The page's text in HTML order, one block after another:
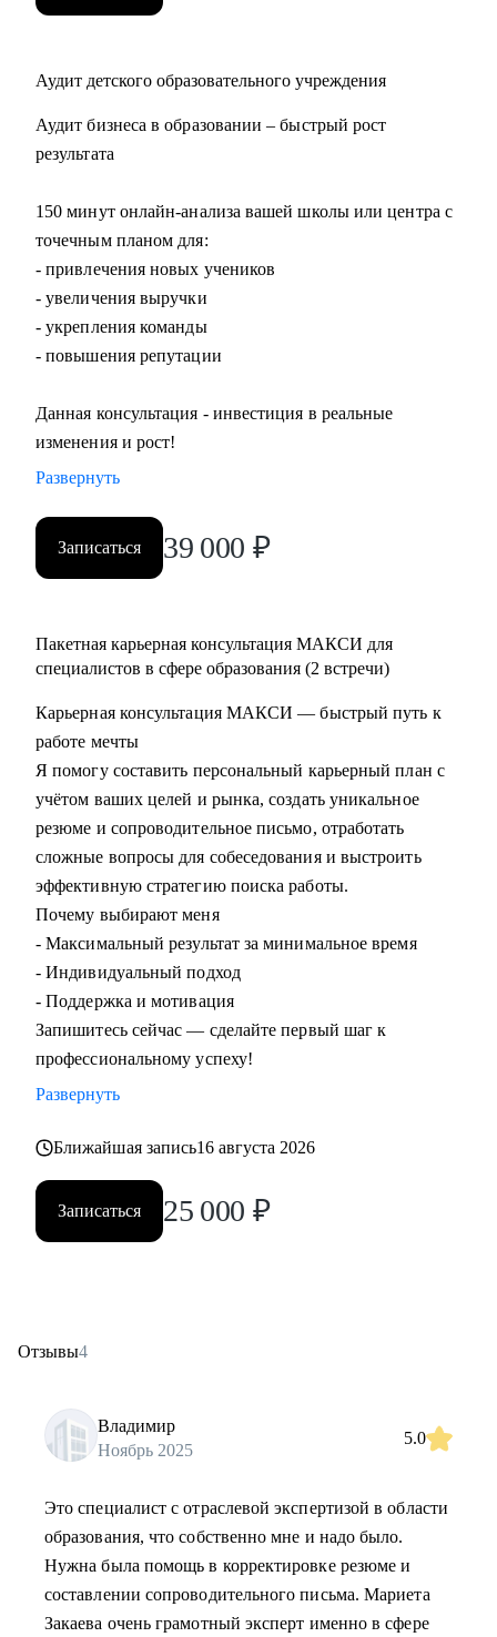
Аудит детского образовательного учреждения
Аудит бизнеса в образовании – быстрый рост
результата
150 минут онлайн-анализа вашей школы или центра с
точечным планом для:
- привлечения новых учеников
- увеличения выручки
- укрепления команды
- повышения репутации
Данная консультация - инвестиция в реальные
изменения и рост!
Развернуть
Записаться 39 000 ₽
Пакетная карьерная консультация МАКСИ для
специалистов в сфере образования (2 встречи)
Карьерная консультация МАКСИ — быстрый путь к
работе мечты
Я помогу составить персональный карьерный план с
учётом ваших целей и рынка, создать уникальное
резюме и сопроводительное письмо, отработать
сложные вопросы для собеседования и выстроить
эффективную стратегию поиска работы.
Почему выбирают меня
- Максимальный результат за минимальное время
- Индивидуальный подход
- Поддержка и мотивация
Запишитесь сейчас — сделайте первый шаг к
профессиональному успеху!
Развернуть
Ближайшая запись16 августа 2026
Записаться 25 000 ₽
Отзывы4
Владимир
Ноябрь 2025
5.0
Это специалист с отраслевой экспертизой в области
образования, что собственно мне и надо было.
Нужна была помощь в корректировке резюме и
составлении сопроводительного письма. Мариета
Закаева очень грамотный эксперт именно в сфере